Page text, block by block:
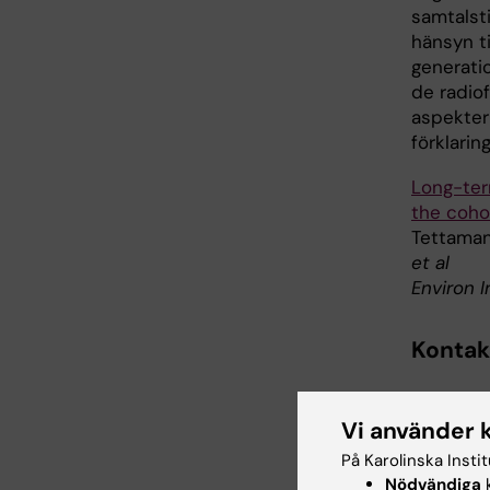
hänsyn
de
Long-
the
et al
Environ
Vi använder
På Karolinska
Nödvändiga